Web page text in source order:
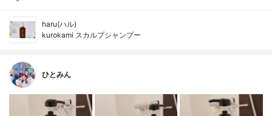
haru(ハル)
kurokami スカルプシャンプー
ひとみん